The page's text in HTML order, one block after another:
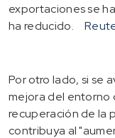
exportaciones se
ha reducido.
Por otro lado, si se
mejora del entorno
recuperación de la
contribuya al